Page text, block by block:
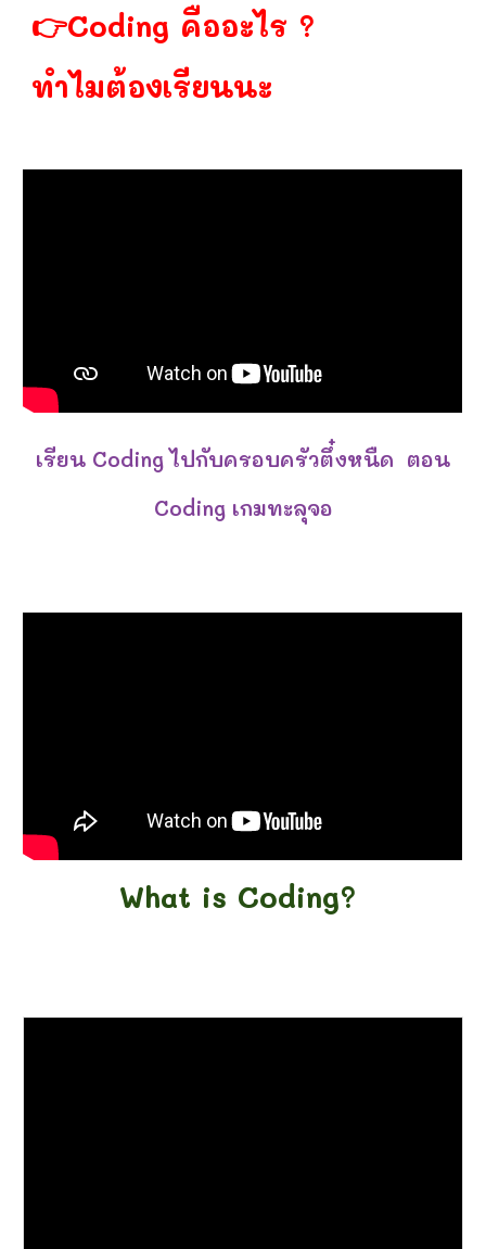
👉Coding คืออะไร ?
ทำไมต้องเรียนนะ
เรียน Coding ไปกับครอบครัวตึ๋งหนืด ตอน
Coding เกมทะลุจอ
What is Coding?